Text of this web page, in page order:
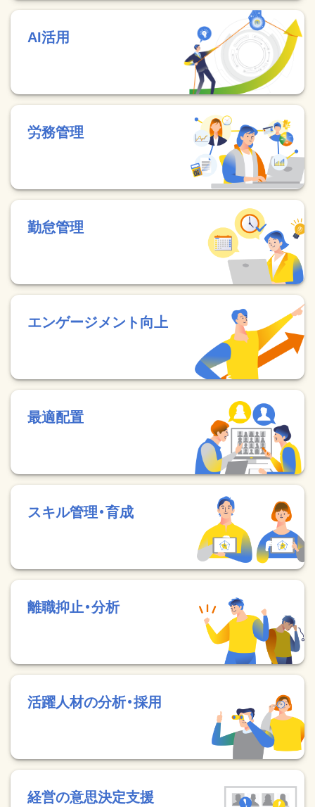
AI活用
労務管理
勤怠管理
エンゲージメント向上
最適配置
スキル管理・育成
離職抑止・分析
活躍人材の分析・採用
経営の意思決定支援